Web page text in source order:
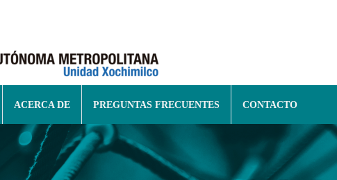
ACERCA DE PREGUNTAS FRECUENTES CONTACTO